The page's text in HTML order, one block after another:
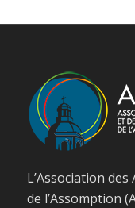
L’Association
de l’Assomption